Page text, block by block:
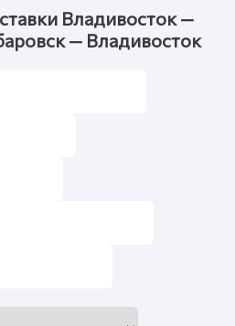
Владивосток —
— Владивосток